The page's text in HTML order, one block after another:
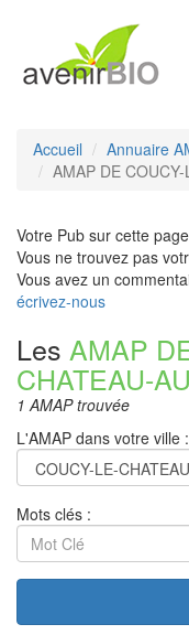
Accueil
Annuaire
AMAP DE
Votre Pub sur cette
Vous ne trouvez pas
Vous avez un
écrivez-nous
Les AMAP
CHATEAU-
1 AMAP trouvée
L'AMAP dans votre ville :
Mots clés :